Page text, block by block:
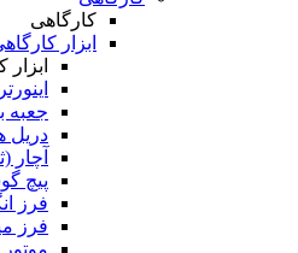
کارگاهی
ابزار
جعبه
دریل
آچار
پیچ
فرز
فرز